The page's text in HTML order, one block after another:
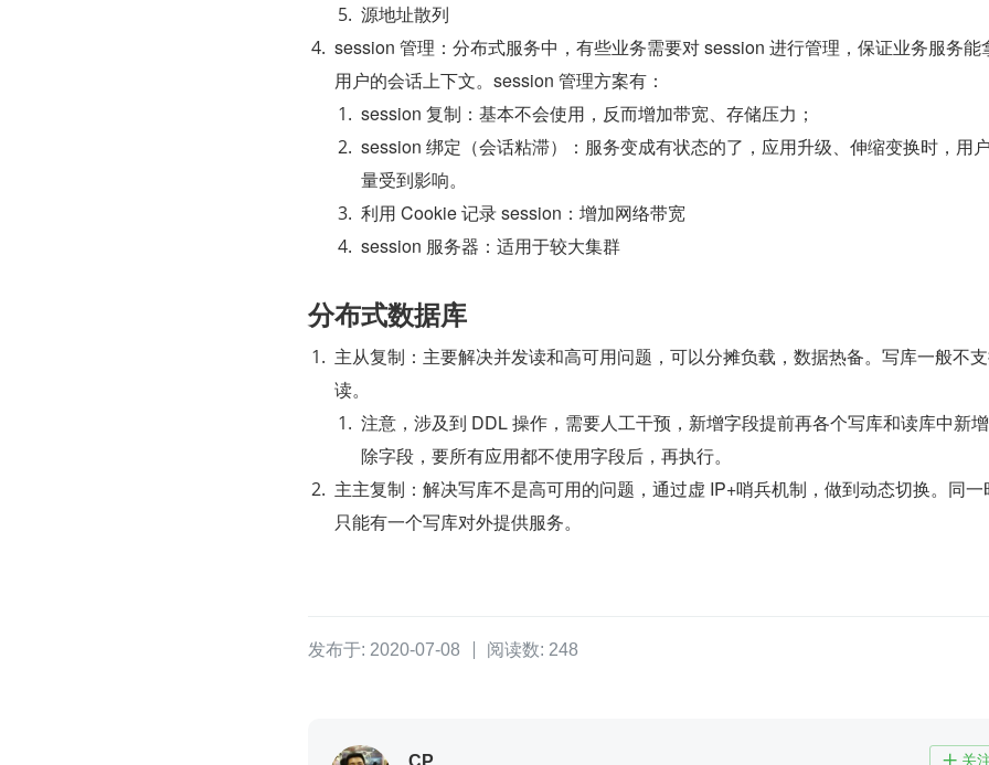
源地址散列
session 管理：分布式服务中，有些业务需要对 session 进行管理，保证业务服务能
用户的会话上下文。session 管理方案有：
session 复制：基本不会使用，反而增加带宽、存储压力；
session 绑定（会话粘滞）：服务变成有状态的了，应用升级、伸缩变换时，用
量受到影响。
利用 Cookie 记录 session：增加网络带宽
session 服务器：适用于较大集群
分布式数据库
主从复制：主要解决并发读和高可用问题，可以分摊负载，数据热备。写库一般不
读。
注意，涉及到 DDL 操作，需要人工干预，新增字段提前再各个写库和读库中新
除字段，要所有应用都不使用字段后，再执行。
主主复制：解决写库不是高可用的问题，通过虚 IP+哨兵机制，做到动态切换。同一
只能有一个写库对外提供服务。
发布于: 2020-07-08 阅读数: 248
CP  关